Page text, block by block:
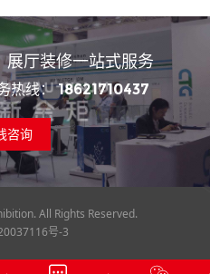
展厅装修一站式服务
热线：18621710437
咨询
All Rights Reserved.
号-3